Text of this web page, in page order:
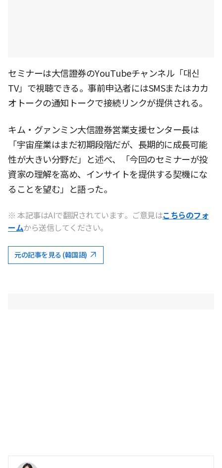
セミナーは大信證券のYouTubeチャンネル「대신
TV」で視聴できる。事前申込者にはSMSまたはカカ
オトークの通知トークで接続リンクが提供される。
キム・グァンミン大信證券営業支援センター長は
「宇宙産業はまだ初期段階だが、長期的に成長可能
性が大きい分野だ」と述べ、「今回のセミナーが投
資家の理解を高め、インサイトを提供する契機にな
ることを望む」と語った。
※ 本記事はAIで翻訳されています。ご意見はこちらのフォ
ームから送信してください。
元の記事を見る (韓国語)